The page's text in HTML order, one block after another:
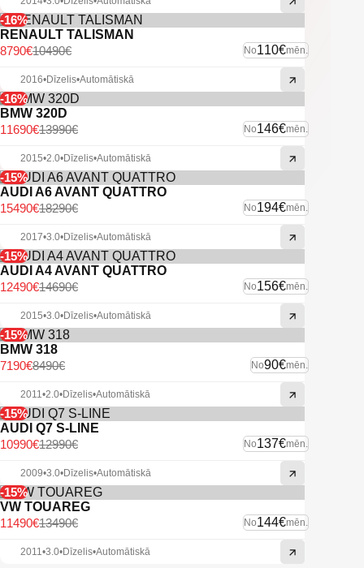
-16%
RENAULT TALISMAN
No110€mēn.
10490€
8790€
2016•Dīzelis•Automātiskā
-16%
BMW 320D
No146€mēn.
13990€
11690€
2015•2.0•Dīzelis•Automātiskā
-15%
AUDI A6 AVANT QUATTRO
No194€mēn.
18290€
15490€
2017•3.0•Dīzelis•Automātiskā
-15%
AUDI A4 AVANT QUATTRO
No156€mēn.
14690€
12490€
2015•3.0•Dīzelis•Automātiskā
-15%
BMW 318
No90€mēn.
8490€
7190€
2011•2.0•Dīzelis•Automātiskā
-15%
AUDI Q7 S-LINE
No137€mēn.
12990€
10990€
2009•3.0•Dīzelis•Automātiskā
-15%
VW TOUAREG
No144€mēn.
13490€
11490€
2011•3.0•Dīzelis•Automātiskā